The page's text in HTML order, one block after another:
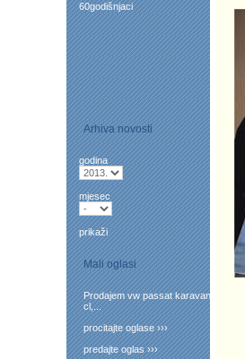
60godišnjaci
Arhiva novosti
godina
mjesec
prikaži
Mali oglasi
Prodajem vw passat karavan
cl,...
procitajte oglase ›››
predajte oglas ›››